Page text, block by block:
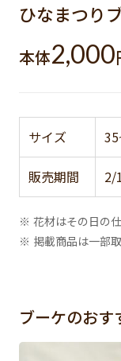
ひなまつり
本体2,000
サイズ
販売期間 2/
※ 花材はその日の
※ 掲載商品は一部
ブーケのおす